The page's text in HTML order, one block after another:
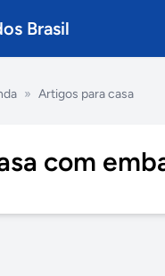
Brasil
» Artigos para casa
com